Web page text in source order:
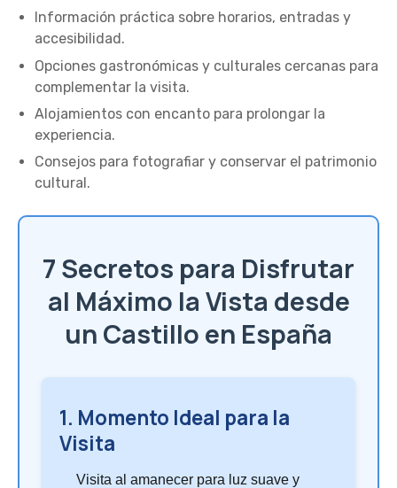
Información práctica sobre horarios, entradas y
accesibilidad.
Opciones gastronómicas y culturales cercanas para
complementar la visita.
Alojamientos con encanto para prolongar la
experiencia.
Consejos para fotografiar y conservar el patrimonio
cultural.
7 Secretos para Disfrutar
al Máximo la Vista desde
un Castillo en España
1. Momento Ideal para la
Visita
Visita al amanecer para luz suave y